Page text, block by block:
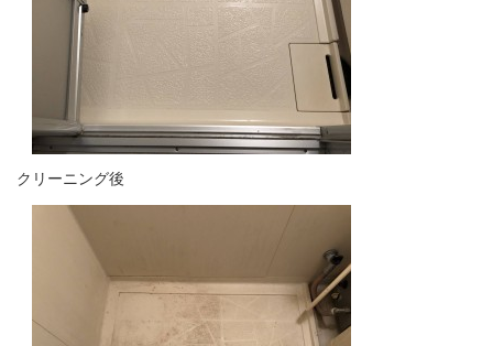
クリーニング後